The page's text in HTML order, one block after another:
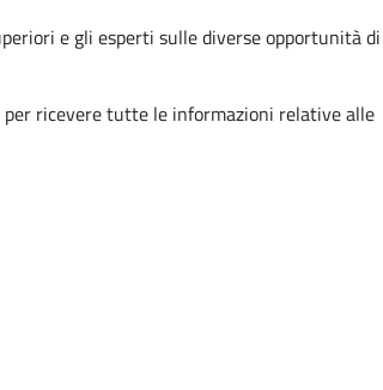
e gli esperti sulle diverse opportunità di
ricevere tutte le informazioni relative alle